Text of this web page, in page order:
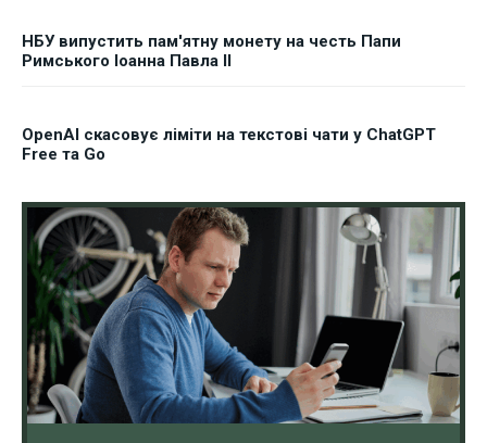
НБУ випустить пам'ятну монету на честь Папи
Римського Іоанна Павла II
OpenAI скасовує ліміти на текстові чати у ChatGPT
Free та Go